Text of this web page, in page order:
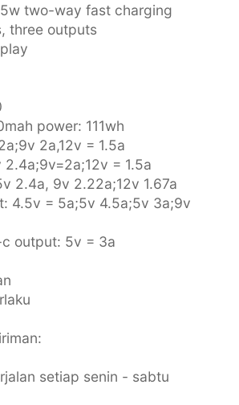
two-way fast charging
three outputs
power: 111wh
2a,12v = 1.5a
= 1.5a
2.4a, 9v 2.22a;12v 1.67a
4.5v = 5a;5v 4.5a;5v 3a;9v
output: 5v = 3a
setiap senin - sabtu